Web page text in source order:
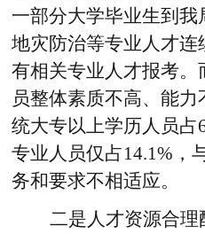
一部分大学毕业生到我
地灾防治等专业人才
有相关专业人才报考。
员整体素质不高、能
统大专以上学历人员
专业人员仅占14.1%，
务和要求不相适应。
二是人才资源合